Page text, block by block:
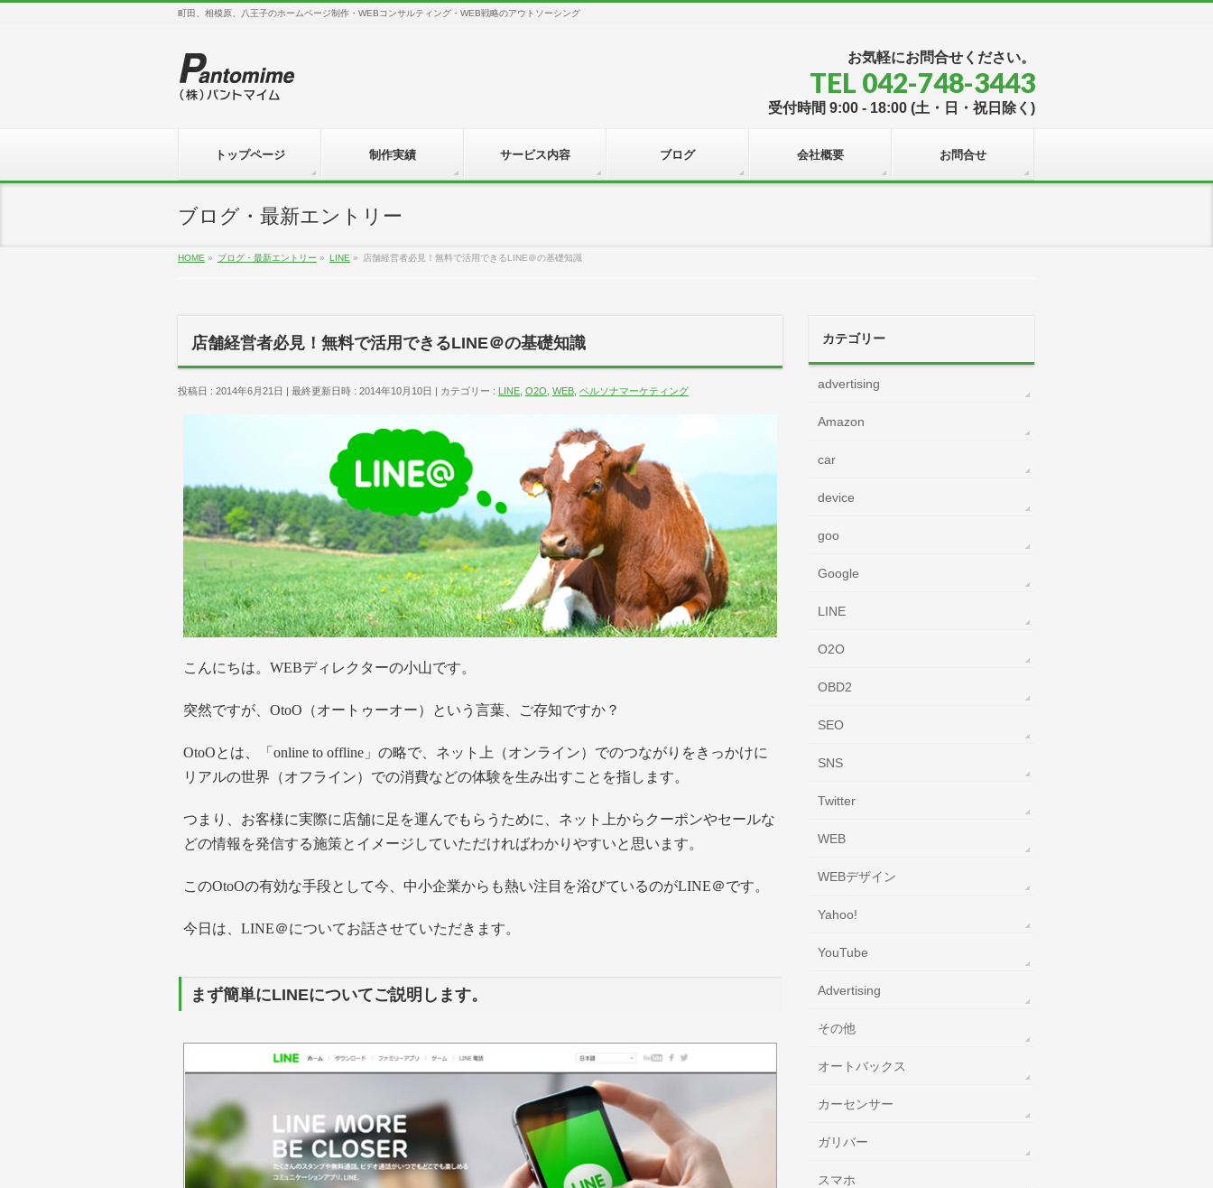
町田、相模原、八王子のホームページ制作・WEBコンサルティング・WEB戦略のアウトソーシング
お気軽にお問合せください。
TEL 042-748-3443
受付時間 9:00 - 18:00 (土・日・祝日除く)
トップページ 制作実績 サービス内容 ブログ 会社概要 お問合せ
ブログ・最新エントリー
HOME » ブログ・最新エントリー » LINE » 店舗経営者必見！無料で活用できるLINE＠の基礎知識
店舗経営者必見！無料で活用できるLINE＠の基礎知識
投稿日 : 2014年6月21日 最終更新日時 : 2014年10月10日 カテゴリー : LINE O2O WEB ペルソナマーケティング
こんにちは。WEBディレクターの小山です。
突然ですが、OtoO（オートゥーオー）という言葉、ご存知ですか？
OtoOとは、「online to offline」の略で、ネット上（オンライン）でのつながりをきっかけに
リアルの世界（オフライン）での消費などの体験を生み出すことを指します。
つまり、お客様に実際に店舗に足を運んでもらうために、ネット上からクーポンやセールな
どの情報を発信する施策とイメージしていただければわかりやすいと思います。
このOtoOの有効な手段として今、中小企業からも熱い注目を浴びているのがLINE＠です。
今日は、LINE＠についてお話させていただきます。
まず簡単にLINEについてご説明します。
カテゴリー
advertising
Amazon
car
device
goo
Google
LINE
O2O
OBD2
SEO
SNS
Twitter
WEB
WEBデザイン
Yahoo!
YouTube
‎Advertising
その他
オートバックス
カーセンサー
ガリバー
スマホ